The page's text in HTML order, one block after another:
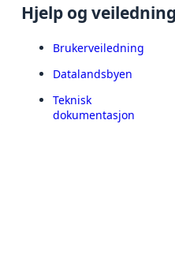
Hjelp og
Brukerveiledning
Datalandsbyen
Teknisk
dokumentasjon